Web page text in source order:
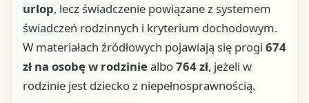
urlop, lecz świadczenie powiązane z systemem
świadczeń rodzinnych i kryterium dochodowym.
W materiałach źródłowych pojawiają się progi 674
zł na osobę w rodziniealbo764 zł, jeżeli w
rodzinie jest dziecko z niepełnosprawnością.